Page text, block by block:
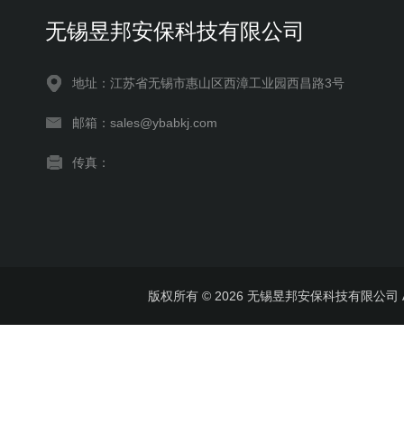
无锡昱邦安保科技有限公司
地址：江苏省无锡市惠山区西漳工业园西昌路3号
邮箱：sales@ybabkj.com
传真：
版权所有 © 2026 无锡昱邦安保科技有限